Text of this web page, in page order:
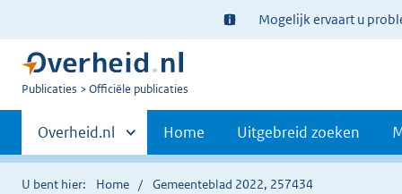
Ter
informatie:
Mogelijk ervaart u
U
Publicaties Officiële publicaties
Primaire
navigatie
Andere
sites
binnen
Overheid.nl Home Uitgebreid zoeken
U bent hier: Home Gemeenteblad 2022, 257434